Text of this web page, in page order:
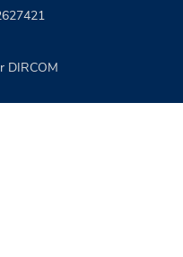
DIRCOM